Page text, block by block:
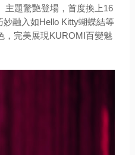
主題驚艷登場，首度換上16
融入如Hello Kitty蝴蝶結等
，完美展現KUROMI百變魅